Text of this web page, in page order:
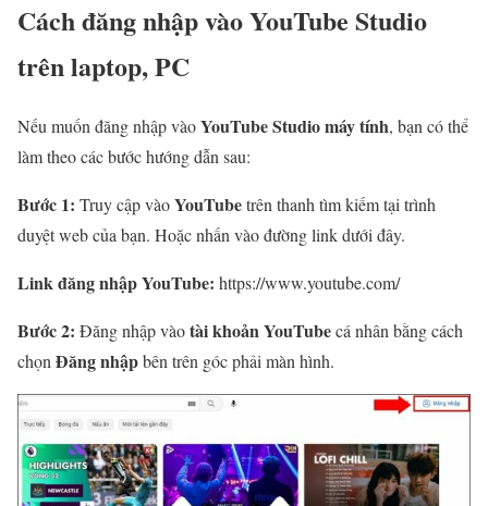
Cách đăng nhập vào YouTube Studio
trên laptop, PC
Nếu muốn đăng nhập vàoYouTube Studio máy tính, bạn có thể
làm theo các bước hướng dẫn sau:
Bước 1: Truy cập vàoYouTubetrên thanh tìm kiếm tại trình
duyệt web của bạn. Hoặc nhấn vào đường link dưới đây.
Link đăng nhập YouTube: https://www.youtube.com/
Bước 2: Đăng nhập vàotài khoản YouTubecá nhân bằng cách
chọn Đăng nhậpbên trên góc phải màn hình.